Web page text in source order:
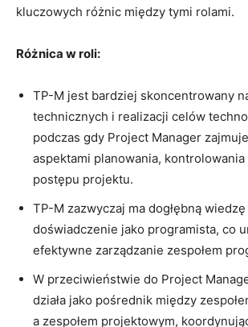
kluczowych różnic ‌między tymi rolami.
Różnica w roli:
TP-M jest ⁢bardziej skoncentrowany
technicznych i realizacji celów
podczas gdy‌ Project Manager
aspektami planowania,
postępu projektu.
TP-M zazwyczaj ma ⁢dogłębną
doświadczenie jako⁣ programista, co​
efektywne zarządzanie zespołem
W przeciwieństwie ⁣do Project
działa jako ‌pośrednik między
a zespołem projektowym,‍